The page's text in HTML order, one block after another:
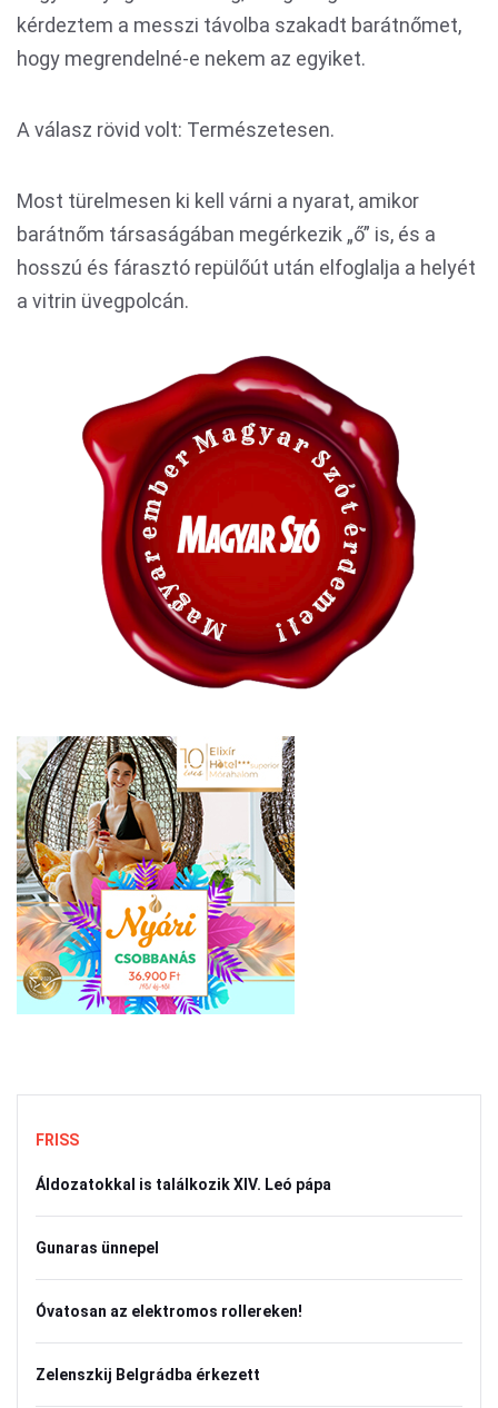
kérdeztem a messzi távolba szakadt barátnőmet,
hogy megrendelné-e nekem az egyiket.
A válasz rövid volt: Természetesen.
Most türelmesen ki kell várni a nyarat, amikor
barátnőm társaságában megérkezik „ő” is, és a
hosszú és fárasztó repülőút után elfoglalja a helyét
a vitrin üvegpolcán.
FRISS
Áldozatokkal is találkozik XIV. Leó pápa
Gunaras ünnepel
Óvatosan az elektromos rollereken!
Zelenszkij Belgrádba érkezett